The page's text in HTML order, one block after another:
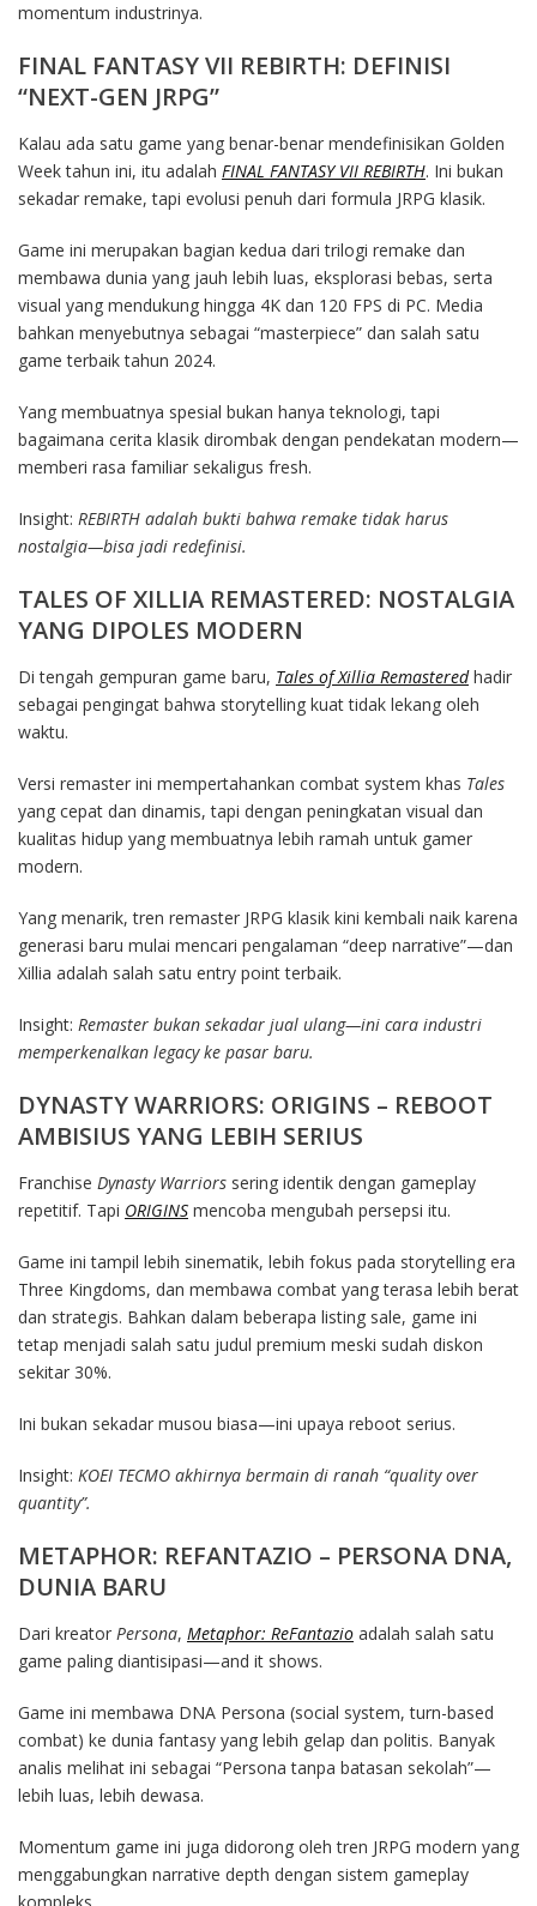
momentum industrinya.
FINAL FANTASY VII REBIRTH: DEFINISI
“NEXT-GEN JRPG”
Kalau ada satu game yang benar-benar mendefinisikan Golden
Week tahun ini, itu adalah FINAL FANTASY VII REBIRTH. Ini bukan
sekadar remake, tapi evolusi penuh dari formula JRPG klasik.
Game ini merupakan bagian kedua dari trilogi remake dan
membawa dunia yang jauh lebih luas, eksplorasi bebas, serta
visual yang mendukung hingga 4K dan 120 FPS di PC. Media
bahkan menyebutnya sebagai “masterpiece” dan salah satu
game terbaik tahun 2024.
Yang membuatnya spesial bukan hanya teknologi, tapi
bagaimana cerita klasik dirombak dengan pendekatan modern—
memberi rasa familiar sekaligus fresh.
Insight: REBIRTH adalah bukti bahwa remake tidak harus
nostalgia—bisa jadi redefinisi.
TALES OF XILLIA REMASTERED: NOSTALGIA
YANG DIPOLES MODERN
Di tengah gempuran game baru, Tales of Xillia Remasteredhadir
sebagai pengingat bahwa storytelling kuat tidak lekang oleh
waktu.
Versi remaster ini mempertahankan combat system khas Tales
yang cepat dan dinamis, tapi dengan peningkatan visual dan
kualitas hidup yang membuatnya lebih ramah untuk gamer
modern.
Yang menarik, tren remaster JRPG klasik kini kembali naik karena
generasi baru mulai mencari pengalaman “deep narrative”—dan
Xillia adalah salah satu entry point terbaik.
Insight: Remaster bukan sekadar jual ulang—ini cara industri
memperkenalkan legacy ke pasar baru.
DYNASTY WARRIORS: ORIGINS – REBOOT
AMBISIUS YANG LEBIH SERIUS
Franchise Dynasty Warriors sering identik dengan gameplay
repetitif. Tapi ORIGINS mencoba mengubah persepsi itu.
Game ini tampil lebih sinematik, lebih fokus pada storytelling era
Three Kingdoms, dan membawa combat yang terasa lebih berat
dan strategis. Bahkan dalam beberapa listing sale, game ini
tetap menjadi salah satu judul premium meski sudah diskon
sekitar 30%.
Ini bukan sekadar musou biasa—ini upaya reboot serius.
Insight: KOEI TECMO akhirnya bermain di ranah “quality over
quantity”.
METAPHOR: REFANTAZIO – PERSONA DNA,
DUNIA BARU
Dari kreator Persona, Metaphor: ReFantazio adalah salah satu
game paling diantisipasi—and it shows.
Game ini membawa DNA Persona (social system, turn-based
combat) ke dunia fantasy yang lebih gelap dan politis. Banyak
analis melihat ini sebagai “Persona tanpa batasan sekolah”—
lebih luas, lebih dewasa.
Momentum game ini juga didorong oleh tren JRPG modern yang
menggabungkan narrative depth dengan sistem gameplay